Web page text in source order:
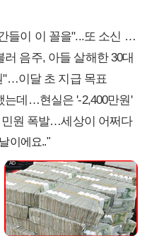
이 이 꼴을"...또 소신 발언
음주, 아들 살해한 30대
"…이달 초 지급 목표
는데…현실은 '-2,400만원'
원 폭발…세상이 어쩌다
이에요.."